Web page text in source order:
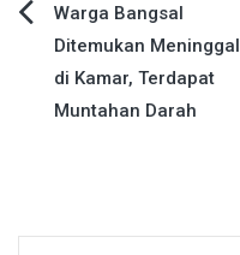
Navigasi
pos
Warga Bangsal
Ditemukan Meninggal
di Kamar, Terdapat
Muntahan Darah